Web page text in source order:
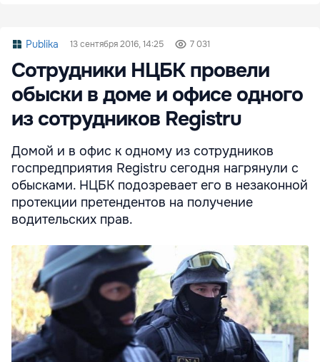
Publika 13 сентября 2016, 14:25 7 031
Сотрудники НЦБК провели
обыски в доме и офисе одного
из сотрудников Registru
Домой и в офис к одному из сотрудников
госпредприятия Registru сегодня нагрянули с
обысками. НЦБК подозревает его в незаконной
протекции претендентов на получение
водительских прав.